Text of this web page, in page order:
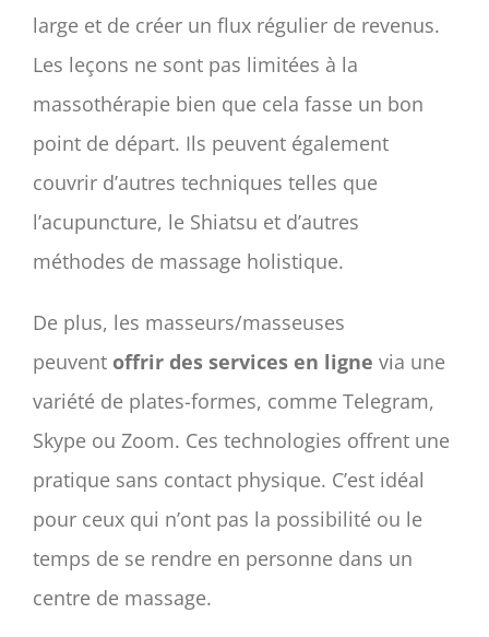
large et de créer un flux régulier de revenus.
Les leçons ne sont pas limitées à la
massothérapie bien que cela fasse un bon
point de départ. Ils peuvent également
couvrir d’autres techniques telles que
l’acupuncture, le Shiatsu et d’autres
méthodes de massage holistique.
De plus, les masseurs/masseuses
peuvent offrir des services en ligne via une
variété de plates-formes, comme Telegram,
Skype ou Zoom. Ces technologies offrent une
pratique sans contact physique. C’est idéal
pour ceux qui n’ont pas la possibilité ou le
temps de se rendre en personne dans un
centre de massage.